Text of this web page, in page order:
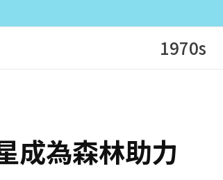
1970s
成為森林助力